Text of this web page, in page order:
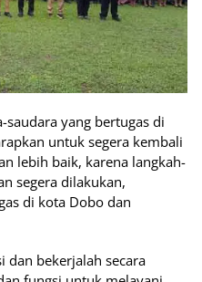
saudara yang bertugas di
untuk segera kembali
lebih baik, karena langkah-
segera dilakukan,
di kota Dobo dan
dan bekerjalah secara